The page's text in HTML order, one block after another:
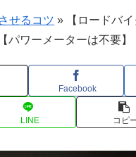
せるコツ » 【ロードバ
パワーメーターは不要】
Facebook
LINE コピ